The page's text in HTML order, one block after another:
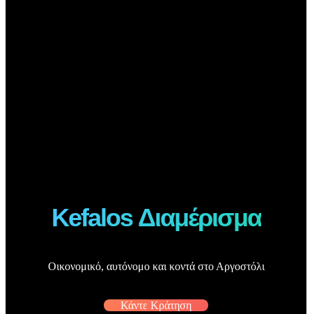
Kefalos Διαμέρισμα
Οικονομικό, αυτόνομο και κοντά στο Αργοστόλι
Κάντε Κράτηση